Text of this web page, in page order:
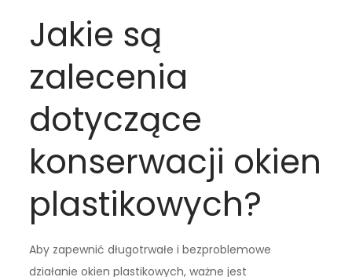
Jakie są
zalecenia
dotyczące
konserwacji okien
plastikowych?
Aby zapewnić długotrwałe i bezproblemowe
działanie okien plastikowych, ważne jest